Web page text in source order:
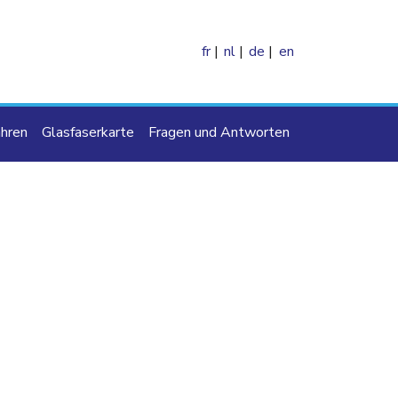
fr nl de en
Glasfaserkarte Fragen und Antworten